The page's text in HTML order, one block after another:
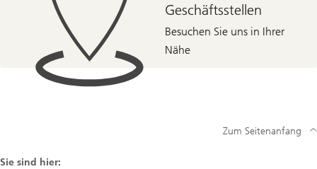
Geschäftsstellen
Besuchen Sie uns in Ihrer
Nähe
Sie sind hier:
Zum Seitenanfang